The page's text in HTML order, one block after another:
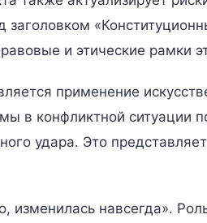
заголовком
и этические рамки
применение
в конфликтной ситуации
удара. Это
изменилась навсегда».